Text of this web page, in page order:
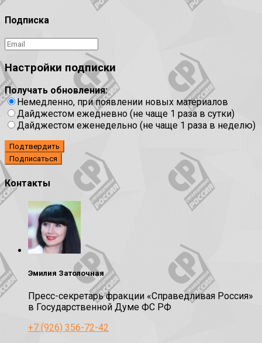
Подписка
Настройки подписки
Получать обновления:
Немедленно, при появлении новых материалов
Дайджестом ежедневно (не чаще 1 раза в сутки)
Дайджестом еженедельно (не чаще 1 раза в неделю)
Подтвердить
Контакты
Эмилия Затолочная
Пресс-секретарь фракции «Справедливая Россия»
в Государственной Думе ФС РФ
+7 (926) 356-72-42